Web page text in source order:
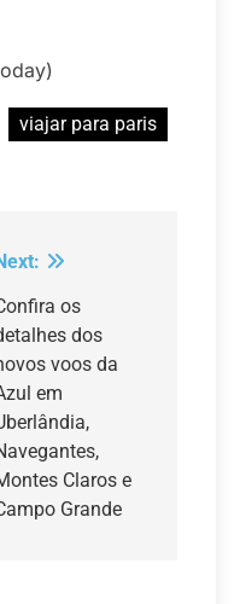
viajar para paris
os
dos
voos da
em
Claros e
Grande